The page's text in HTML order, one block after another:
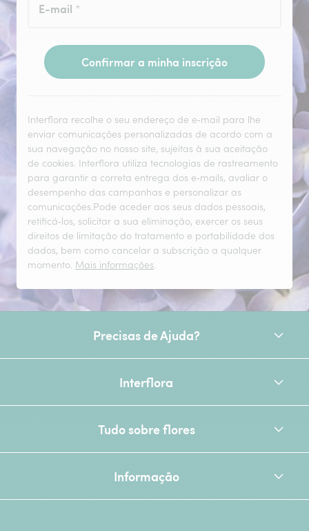
E-mail *
Confirmar a minha inscrição
Interflora recolhe o seu endereço de e‑mail para lhe
enviar comunicações personalizadas de acordo com a
sua navegação no nosso site, sujeitas à sua aceitação
de cookies. Interflora utiliza tecnologias de rastreamento
para garantir a correta entrega dos e‑mails, avaliar o
desempenho das campanhas e personalizar as
comunicações.Pode aceder aos seus dados pessoais,
retificá‑los, solicitar a sua eliminação, exercer os seus
direitos de limitação do tratamento e portabilidade dos
dados, bem como cancelar a subscrição a qualquer
momento. Mais informações.
Precisas de Ajuda?
Interflora
Tudo sobre flores
Informação